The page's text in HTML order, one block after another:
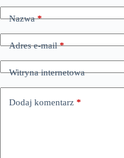
Nazwa*
Adres e-mail*
Witryna internetowa
Dodaj komentarz *